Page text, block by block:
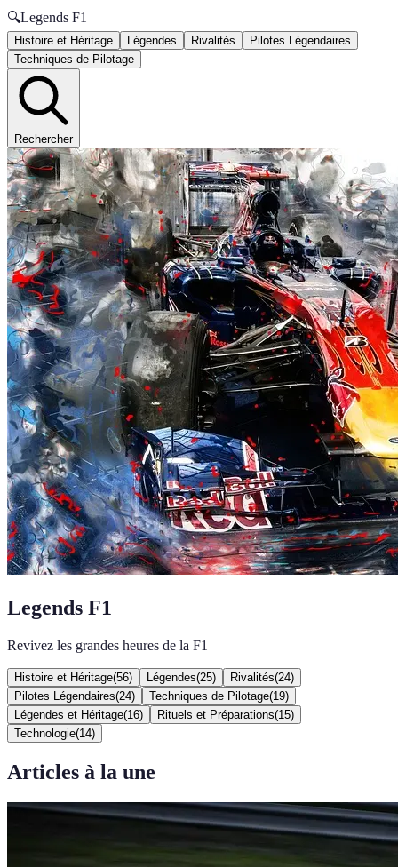
🔍Legends F1
Histoire et Héritage Légendes Rivalités
Pilotes Légendaires
Techniques de Pilotage
Rechercher
Legends F1
Revivez les grandes heures de la F1
Histoire et Héritage(56) Légendes(25) Rivalités(24)
Pilotes Légendaires(24) Techniques de Pilotage(19)
Légendes et Héritage(16) Rituels et Préparations(15)
Technologie(14)
Articles à la une